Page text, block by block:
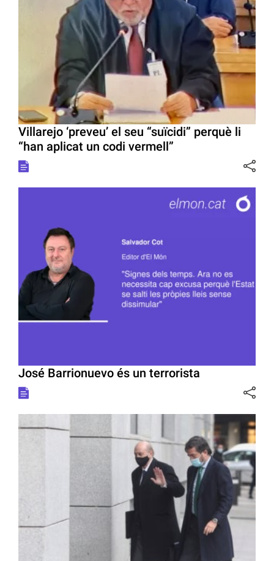
Villarejo ‘preveu’ el seu “suïcidi” perquè li
“han aplicat un codi vermell”
José Barrionuevo és un terrorista